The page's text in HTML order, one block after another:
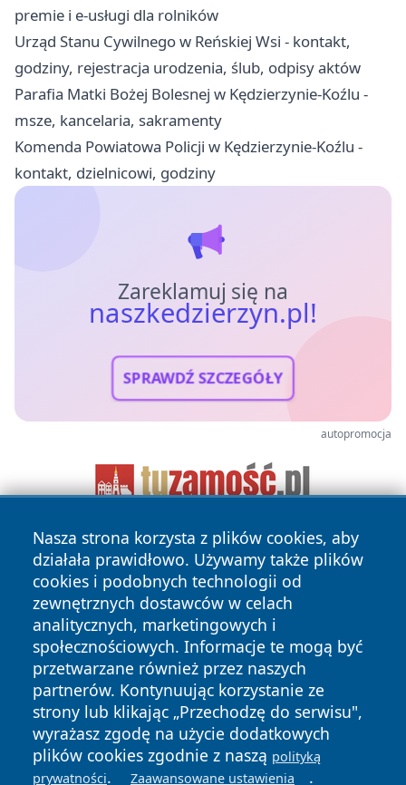
premie i e-usługi dla rolników
Urząd Stanu Cywilnego w Reńskiej Wsi - kontakt,
godziny, rejestracja urodzenia, ślub, odpisy aktów
Parafia Matki Bożej Bolesnej w Kędzierzynie-Koźlu -
msze, kancelaria, sakramenty
Komenda Powiatowa Policji w Kędzierzynie-Koźlu -
kontakt, dzielnicowi, godziny
Zareklamuj się na
naszkedzierzyn.pl!
SPRAWDŹ SZCZEGÓŁY
autopromocja
Nasza strona korzysta z plików cookies, aby
działała prawidłowo. Używamy także plików
cookies i podobnych technologii od
zewnętrznych dostawców w celach
analitycznych, marketingowych i
społecznościowych. Informacje te mogą być
przetwarzane również przez naszych
partnerów. Kontynuując korzystanie ze
strony lub klikając „Przechodzę do serwisu",
wyrażasz zgodę na użycie dodatkowych
plików cookies zgodnie z naszą polityką
prywatności. Zaawansowane ustawienia .
Copyright © 2026 naszkedzierzyn.pl Wszystkie prawa
zastrzeżone.
News Autorzy
Polityka
Prywatności
Polityka
Cookies